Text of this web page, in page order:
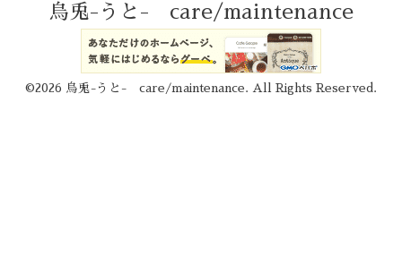
烏兎-うと- care/maintenance
©2026 烏兎-うと- care/maintenance . All Rights Reserved.